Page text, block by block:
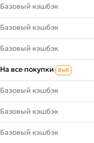
Базовый кэшбэк
Базовый кэшбэк
Базовый кэшбэк
На все покупки Выб
Базовый кэшбэк
Базовый кэшбэк
Базовый кэшбэк